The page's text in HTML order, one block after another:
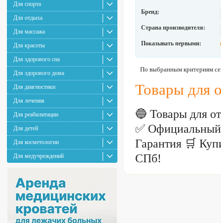
Для спорта
Для отдыха
Для массажа
Для красоты
Для здорового сна
Для здорового дома
Для диагностики
Для лечения
Для реабилитации
Для детей
Для косметологии
Для медучреждений
Бренд:
Страна производителя:
Показывать первыми:
По выбранным критериям
Товары для
🔵 Товары для
✅ Официальный
Гарантия 🛒
СПб!